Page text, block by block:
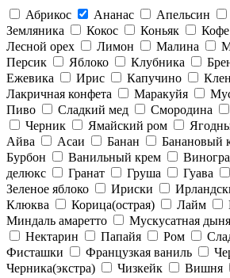
Абрикос Ананас Апельсин
Земляника
Кокос Коньяк Кофе
Лесной орех
Лимон Малина
Персик
Яблоко Клубника
Ежевика
Ирис Капучино
Лакричная конфета
Маракуйя
Пиво
Сладкий мед Смородина
Черник
Ямайский ром
Айва
Асаи Банан Банановый
Бурбон
Ванильный крем
делюкс
Гранат Груша Гуава
Зеленое яблоко
Ириски
Клюква
Корица(острая) Лайм
Миндаль амаретто
Мускусатная дыня
Нектарин
Папайя Ром
Фисташки
Французкая ваниль
Черника(экстра)
Чизкейк Вишня